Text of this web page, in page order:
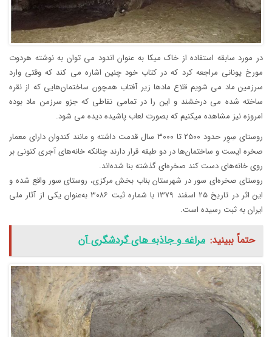
در مورد سابقه استفاده از خاک میکا به عنوان اندود می توان به نوشته هردوت
مورخ یونانی مراجعه کرد که در کتاب خود چنین اشاره می کند که وقتی وارد
سرزمین ماد می شویم قلاع مادها زیر آفتاب همچون ساختمان‌هایی که از نقره
ساخته شده می درخشند و این را در تمامی نقاطی که جزو سرزمن ماد بوده
امروزه نیز مشاهده میکنیم که بصورت لعاب پاشیده دیده می شود.
روستای سِوِر حدود ۲۵۰۰ تا ۳۰۰۰ سال قدمت داشته و مانند کندوان دارای معمار
صخره‌ ایست و ساختمان‌‌ها در دو طبقه قرار دارند چنانکه خانه‌‌های آجری کنونی بر
روی خانه‌‌های دست کند صخره‌‌ای گذشته بنا شده‌‌اند.
روستای صخره‌‌ای سور در شهرستان بناب بخش مرکزی، روستای سور واقع شده و
این اثر در تاریخ ۲۵ اسفند ۱۳۷۹ با شماره ثبت ۳۰۸۶ به‌عنوان یکی از آثار ملی
ایران به ثبت رسیده است.
حتماً ببینید: مراغه و جاذبه های گردشگری آن